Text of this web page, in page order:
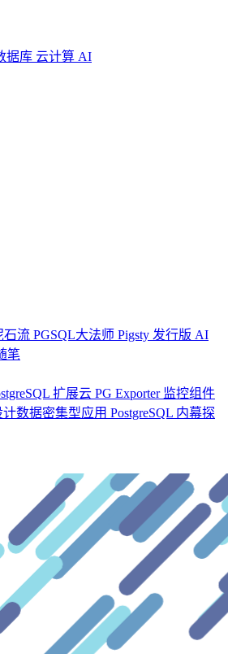
据库 云计算 AI
石流 PGSQL大法师 Pigsty 发行版 AI
笔
扩展云 PG Exporter 监控组件
计数据密集型应用 PostgreSQL 内幕探